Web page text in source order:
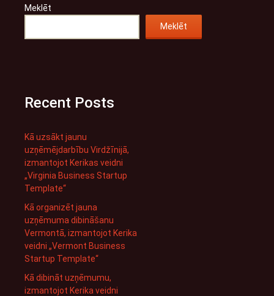
Meklēt
Meklēt
Recent Posts
Kā uzsākt jaunu
uzņēmējdarbību Virdžīnijā,
izmantojot Kerikas veidni
„Virginia Business Startup
Template“
Kā organizēt jauna
uzņēmuma dibināšanu
Vermontā, izmantojot Kerika
veidni „Vermont Business
Startup Template“
Kā dibināt uzņēmumu,
izmantojot Kerika veidni